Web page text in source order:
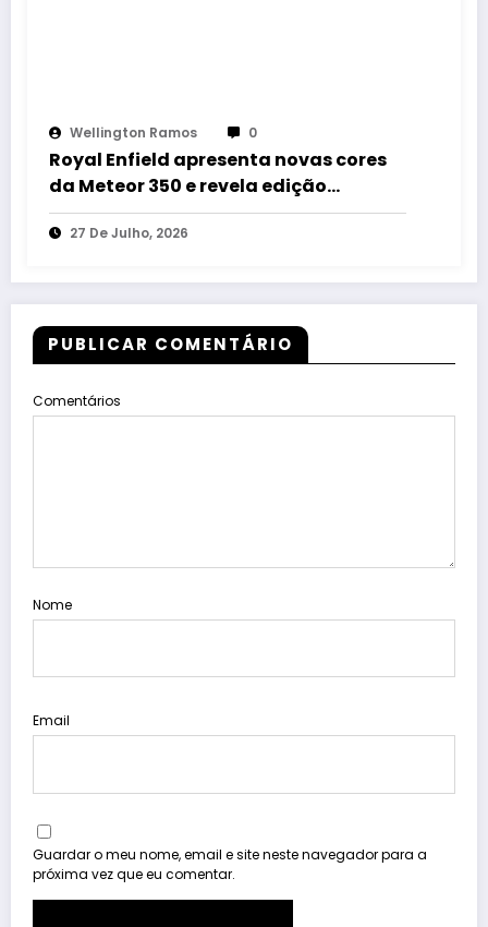
Wellington Ramos 0
Royal Enfield apresenta novas cores
da Meteor 350 e revela edição
especial da Classic 650 em Brasília
27 De Julho, 2026
PUBLICAR COMENTÁRIO
Comentários
Nome
Email
Guardar o meu nome, email e site neste navegador para a
próxima vez que eu comentar.